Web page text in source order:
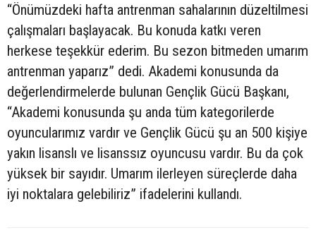
“Önümüzdeki hafta antrenman sahalarının düzeltilmesi
çalışmaları başlayacak. Bu konuda katkı veren
herkese teşekkür ederim. Bu sezon bitmeden umarım
antrenman yaparız” dedi. Akademi konusunda da
değerlendirmelerde bulunan Gençlik Gücü Başkanı,
“Akademi konusunda şu anda tüm kategorilerde
oyuncularımız vardır ve Gençlik Gücü şu an 500 kişiye
yakın lisanslı ve lisanssız oyuncusu vardır. Bu da çok
yüksek bir sayıdır. Umarım ilerleyen süreçlerde daha
iyi noktalara gelebiliriz” ifadelerini kullandı.